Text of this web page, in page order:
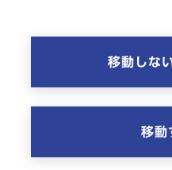
移動しな
移動